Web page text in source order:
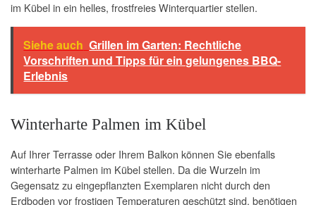
im Kübel in ein helles, frostfreies Winterquartier stellen.
Siehe auch Grillen im Garten: Rechtliche
Vorschriften und Tipps für ein gelungenes BBQ-
Erlebnis
Winterharte Palmen im Kübel
Auf Ihrer Terrasse oder Ihrem Balkon können Sie ebenfalls
winterharte Palmen im Kübel stellen. Da die Wurzeln im
Gegensatz zu eingepflanzten Exemplaren nicht durch den
Erdboden vor frostigen Temperaturen geschützt sind, benötigen